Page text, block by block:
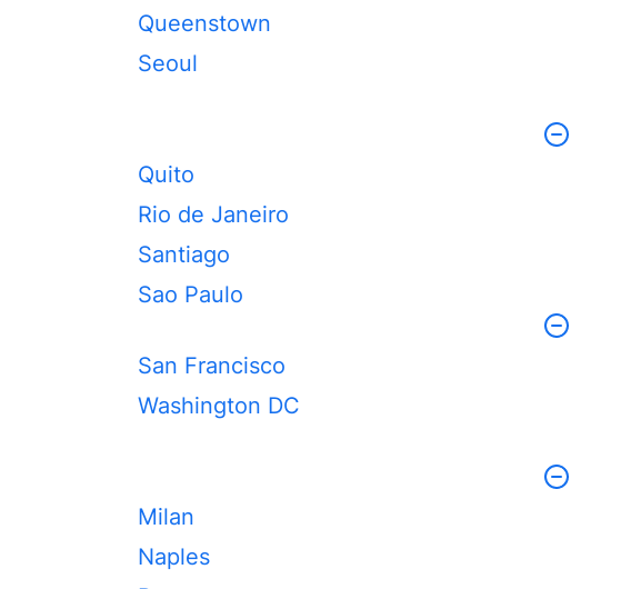
Queenstown
Seoul
Quito
Rio de Janeiro
Santiago
Sao Paulo
San Francisco
Washington DC
Milan
Naples